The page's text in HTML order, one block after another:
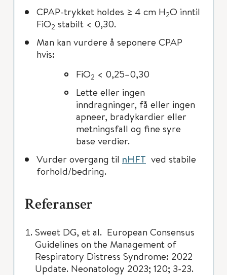
CPAP-trykket holdes ≥ 4 cm H2O inntil
FiO2 stabilt < 0,30.
Man kan vurdere å seponere CPAP
hvis:
FiO2 < 0,25–0,30
Lette eller ingen
inndragninger, få eller ingen
apneer, bradykardier eller
metningsfall og fine syre
base verdier.
Vurder overgang til nHFT ved stabile
forhold/bedring.
Referanser
Sweet DG, et al. European Consensus
Guidelines on the Management of
Respiratory Distress Syndrome: 2022
Update. Neonatology 2023; 120; 3-23.